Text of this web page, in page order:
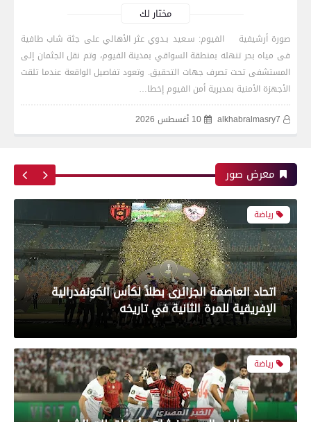
مختار لك
صورة أرشيفية الفيوم: سـعيد بـدوي عثر الأهالي على جثة شاب طافية
فى مياه بحر تنهله بمنطقة السواقي بمدينة الفيوم، وتم نقل الجثمان إلى
المستشفى تحت تصرف جهات التحقيق. وتعود تفاصيل الواقعة عندما تلقت
الأجهزة الأمنية بمديرية أمن الفيوم إخطا…
alkhabralmasry7
10 أغسطس 2026
معرض صور
رياضة
اتحاد العاصمة الجزائرى بطلاً لكأس الكونفدرالية
الإفريقية للمرة الثانية في تاريخه
رياضة
بعدسة الخبر المصري| شاهد أبرز لقطات الشوط
الأول لمباراة الزمالك واتحاد العاصمة الجزائري فى
نهائي كأس الكونفدرالية الإفريقية
رياضة